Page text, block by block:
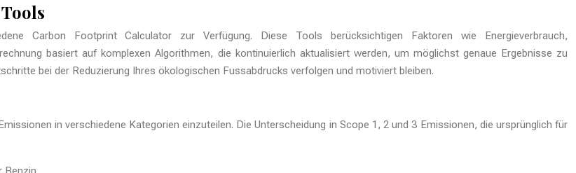
Carbon Footprint Calculator zur Verfügung. Diese Tools berücksichtigen Faktoren wie Energieverbrauch,
basiert auf komplexen Algorithmen, die kontinuierlich aktualisiert werden, um möglichst genaue Ergebnisse zu
bei der Reduzierung Ihres ökologischen Fussabdrucks verfolgen und motiviert bleiben.
in verschiedene Kategorien einzuteilen. Die Unterscheidung in Scope 1, 2 und 3 Emissionen, die ursprünglich für